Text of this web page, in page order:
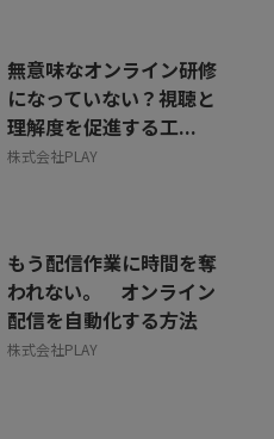
無意味なオンライン研修
になっていない？視聴と
理解度を促進する工...
株式会社PLAY
もう配信作業に時間を奪
われない。 オンライン
配信を自動化する方法
株式会社PLAY